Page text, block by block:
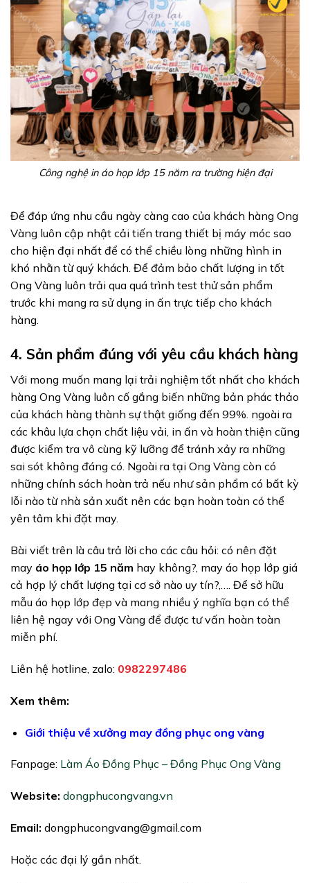
Công nghệ in áo họp lớp 15 năm ra trường hiện đại
Để đáp ứng nhu cầu ngày càng cao của khách hàng Ong
Vàng luôn cập nhật cải tiến trang thiết bị máy móc sao
cho hiện đại nhất để có thể chiều lòng những hình in
khó nhằn từ quý khách. Để đảm bảo chất lượng in tốt
Ong Vàng luôn trải qua quá trình test thử sản phẩm
trước khi mang ra sử dụng in ấn trực tiếp cho khách
hàng.
4. Sản phẩm đúng với yêu cầu khách hàng
Với mong muốn mang lại trải nghiệm tốt nhất cho khách
hàng Ong Vàng luôn cố gắng biến những bản phác thảo
của khách hàng thành sự thật giống đến 99%. ngoài ra
các khâu lựa chọn chất liệu vải, in ấn và hoàn thiện cũng
được kiểm tra vô cùng kỹ lưỡng để tránh xảy ra những
sai sót không đáng có. Ngoài ra tại Ong Vàng còn có
những chính sách hoàn trả nếu như sản phẩm có bất kỳ
lỗi nào từ nhà sản xuất nên các bạn hoàn toàn có thể
yên tâm khi đặt may.
Bài viết trên là câu trả lời cho các câu hỏi: có nên đặt
may áo họp lớp 15 năm hay không?, may áo họp lớp giá
cả hợp lý chất lượng tại cơ sở nào uy tín?,…. Để sở hữu
mẫu áo họp lớp đẹp và mang nhiều ý nghĩa bạn có thể
liên hệ ngay với Ong Vàng để được tư vấn hoàn toàn
miễn phí.
Liên hệ hotline, zalo: 0982297486
Xem thêm:
Giới thiệu về xưởng may đồng phục ong vàng
Fanpage: Làm Áo Đồng Phục – Đồng Phục Ong Vàng
Website: dongphucongvang.vn
Email: dongphucongvang@gmail.com
Hoặc các đại lý gần nhất.